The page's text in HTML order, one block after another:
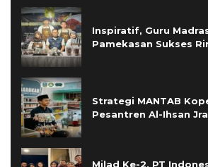
Inspiratif, Guru
Pamekasan Sukses
Strategi MANTAB
Pesantren Al-Ihsan
Milad Ke-2, PT